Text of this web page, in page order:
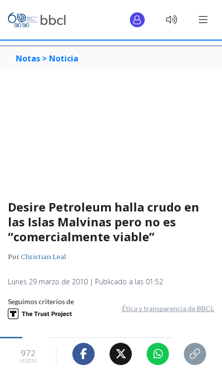
Notas > Noticia
Desire Petroleum halla crudo en
las Islas Malvinas pero no es
“comercialmente viable”
PorChristian Leal
Lunes 29 marzo de 2010 | Publicado a las 01:52
Seguimos criterios de
Ética y transparencia de BBCL
972
visitas